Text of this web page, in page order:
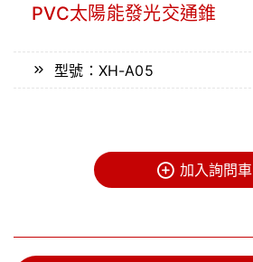
PVC太陽能發光交通錐
型號：XH-A05
加入詢問車